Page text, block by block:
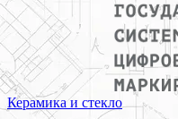
Керамика и стекло